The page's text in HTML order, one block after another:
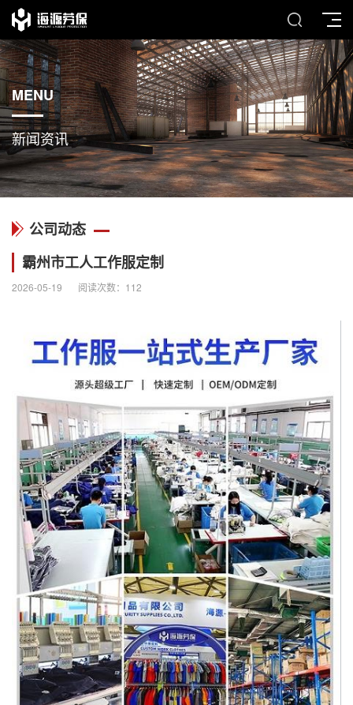
MENU
新闻资讯
公司动态
霸州市工人工作服定制
2026-05-19 阅读次数： 112